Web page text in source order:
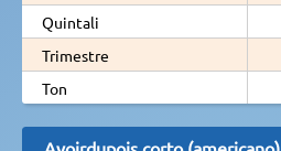
Quintali
Trimestre
Ton